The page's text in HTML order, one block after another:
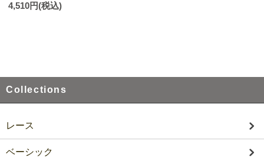
4,510円(税込)
Collections
レース
ベーシック